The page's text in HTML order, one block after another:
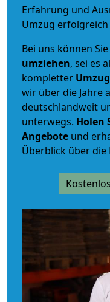
Erfahrung und
Umzug
Bei uns können Sie
umziehen, sei es
kompletter Umzug
wir über die Jahre
deutschlandweit
unterwegs. Holen
Angebote und
Überblick über